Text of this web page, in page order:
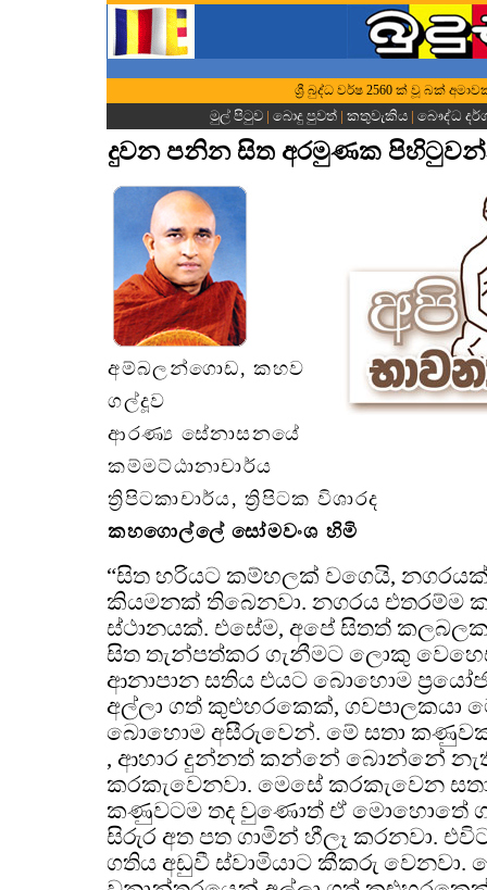
ශ්‍රී බුද්ධ වර්ෂ 2560 ක් වූ බක්
මුල් පිටුව | බොදු පුවත්| කතුවැකිය| බෞද්ධ
දුවන පනින සිත අරමුණක
අම්බලන්ගොඩ, කහව
ගල්දූව
ආරණ්‍ය සේනාසනයේ
කම්මට්ඨානාචාර්ය
ත්‍රිපිටකාචාර්ය, ත්‍රිපිටක විශාරද
කහගොල්ලේ සෝමවංශ හිමි
“සිත හරියට කම්හලක් වගෙයි,
කියමනක් තිබෙනවා. නගරය එතරම්ම
ස්ථානයක්. එසේම, අපේ සිතත්
සිත තැන්පත්කර ගැනීමට ලොකු
ආනාපාන සතිය එයට බොහොම
අල්ලා ගත් කුළුහරකෙක්, ගවපාලකයා
බොහොම අසීරුවෙන්. මේ සතා කණුවක
, ආහාර දුන්නත් කන්නේ බොන්නේ
කරකැවෙනවා. මෙසේ කරකැවෙන
කණුවටම තද වුණොත් ඒ මොහොතේ
සිරුර අත පත ගාමින් හීලෑ කරනවා.
ගතිය අඩුවී ස්වාමියාට කීකරු වෙනවා.